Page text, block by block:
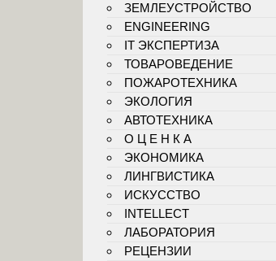
ЗЕМЛЕУСТРОЙСТВО
ENGINEERING
IT ЭКСПЕРТИЗА
ТОВАРОВЕДЕНИЕ
ПОЖАРОТЕХНИКА
ЭКОЛОГИЯ
АВТОТЕХНИКА
О Ц Е Н К А
ЭКОНОМИКА
ЛИНГВИСТИКА
ИСКУССТВО
INTELLECT
ЛАБОРАТОРИЯ
РЕЦЕНЗИИ